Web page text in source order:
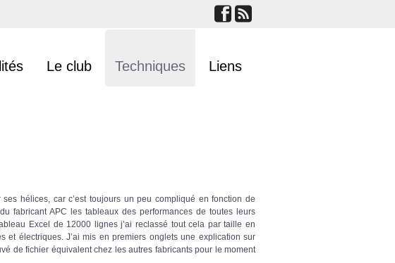
Le club Techniques Liens
hélices, car c’est toujours un peu compliqué en fonction de
fabricant APC les tableaux des performances de toutes leurs
Excel de 12000 lignes j’ai reclassé tout cela par taille en
et électriques. J’ai mis en premiers onglets une explication sur
de fichier équivalent chez les autres fabricants pour le moment